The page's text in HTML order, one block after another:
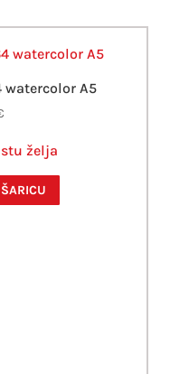
watercolor A5
želja